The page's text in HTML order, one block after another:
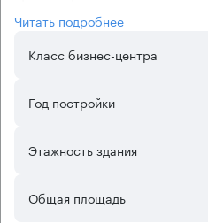
Арендаторам офисного
выбор помещения с
желанию им могут быть
системы
Читать подробнее
Класс бизнес-центра
Год постройки
Этажность здания
Общая площадь